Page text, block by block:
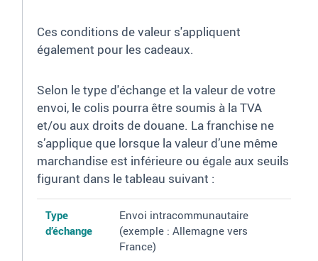
Ces conditions de valeur s'appliquent
également pour les cadeaux.
Selon le type d'échange et la valeur de votre
envoi, le colis pourra être soumis à la TVA
et/ou aux droits de douane. La franchise ne
s’applique que lorsque la valeur d’une même
marchandise est inférieure ou égale aux seuils
figurant dans le tableau suivant :
Type
d’échange
Envoi intracommunautaire
(exemple : Allemagne vers
France)